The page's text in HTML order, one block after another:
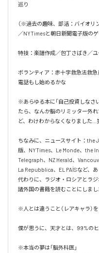
巡り
（※過去の趣味、部活：バイオリ
／NYTimesと朝日新聞電子版のゲ
特技：楽譜作成／包丁さばき／
ボランティア：赤十字救急法救
電話もし始めるかな
※あらゆる本に「自己投資しなさ
たら、なんか脳のリミッター外
ど、わけわからなくなりました…
ちなみに、ニュースサイト：the
版、NYTimes、Le Monde、the
Telegraph、NZ Herald、
La Repubblica、EL PAÍSなど、
代わりに、ラジオ・ロシアとラ
諸外国の書籍を読むことにしまし
※人とは違うこと（レアキャラ）
僕が思うに、天才とは、99%の
※本当の夢は「脳外科医」